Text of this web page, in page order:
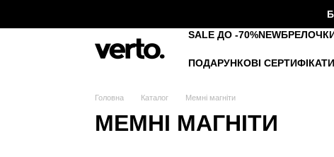
SALE ДО -70%NEW
ПОДАРУНКОВІ СЕРТИФІКАТИ
Головна Каталог Мемні магніти
МЕМНІ МАГНІТИ